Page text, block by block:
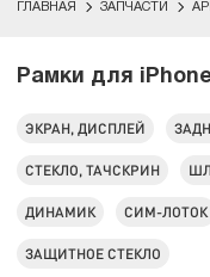
ГЛАВНАЯ ЗАПЧАСТИ
Рамки для
ЭКРАН, ДИСПЛЕЙ
СТЕКЛО, ТАЧСКРИН
ДИНАМИК СИМ-ЛОТОК
ЗАЩИТНОЕ СТЕКЛО